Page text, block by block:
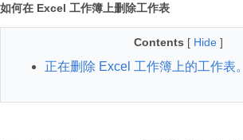
如何在 Excel 工作簿上删除工作表
Contents [ Hide ]
正在删除 Excel 工作簿上的工作表。